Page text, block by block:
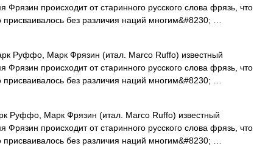
Фрязин происходит от старинного русского слова фрязь, что
без различия наций многим&#8230; …
Руффо, Марк Фрязин (итал. Marco Ruffo) известный
Фрязин происходит от старинного русского слова фрязь, что
без различия наций многим&#8230; …
Марк Фрязин (итал. Marco Ruffo) известный
Фрязин происходит от старинного русского слова фрязь, что
без различия наций многим&#8230; …